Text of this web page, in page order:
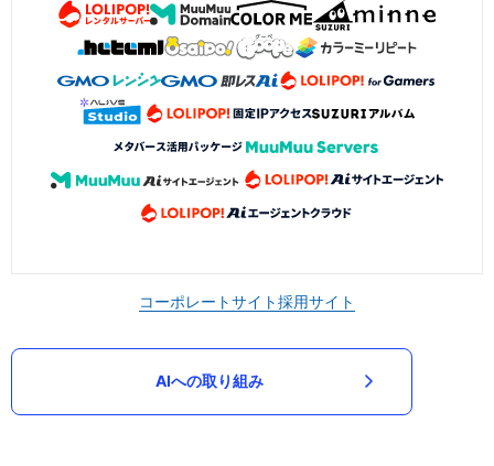
コーポレートサイト採用サイト
AIへの取り組み